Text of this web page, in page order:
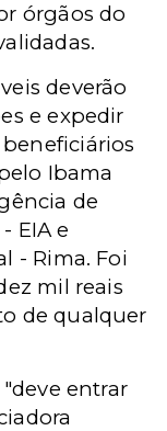
órgãos do
deverão
e expedir
Ibama
de
EIA e
- Rima. Foi
mil reais
de qualquer
entrar